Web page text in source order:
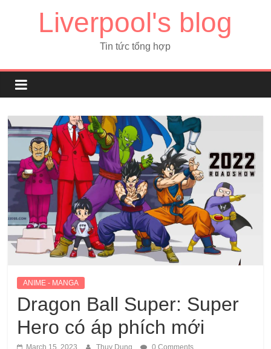
Liverpool's blog
Tin tức tổng hợp
ANIME - MANGA
Dragon Ball Super: Super
Hero có áp phích mới
March 15, 2023 Thuy Dung 0 Comments